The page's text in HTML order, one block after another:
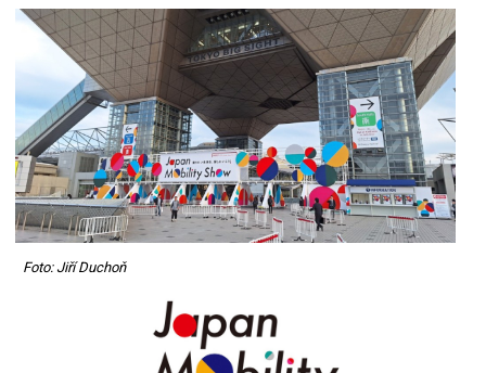
Foto: Jiří Duchoň